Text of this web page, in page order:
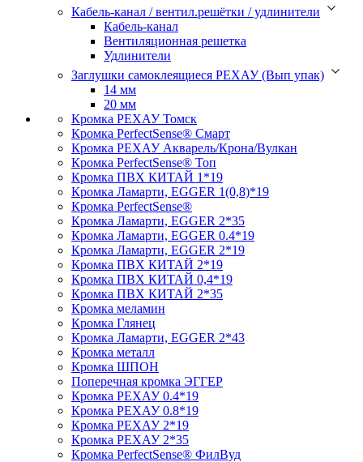
Кабель-канал / вентил.решётки / удлинители
Кабель-канал
Вентиляционная решетка
Удлинители
Заглушки самоклеящиеся РЕХАУ (Вып упак)
14 мм
20 мм
Кромка PЕХАУ Томск
Кромка PerfectSense® Смарт
Кромка PЕХАУ Акварель/Крона/Вулкан
Кромка PerfectSense® Топ
Кромка ПВХ КИТАЙ 1*19
Кромка Ламарти, EGGER 1(0,8)*19
Кромка PerfectSense®
Кромка Ламарти, EGGER 2*35
Кромка Ламарти, EGGER 0.4*19
Кромка Ламарти, EGGER 2*19
Кромка ПВХ КИТАЙ 2*19
Кромка ПВХ КИТАЙ 0,4*19
Кромка ПВХ КИТАЙ 2*35
Кромка меламин
Кромка Глянец
Кромка Ламарти, EGGER 2*43
Кромка металл
Кромка ШПОН
Поперечная кромка ЭГГЕР
Кромка PЕХАУ 0.4*19
Кромка PЕХАУ 0.8*19
Кромка PЕХАУ 2*19
Кромка PЕХАУ 2*35
Кромка PerfectSense® ФилВуд